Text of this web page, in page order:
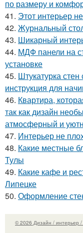
по размеру и
41. Этот интерьер
42. Журнальный
43. Шикарный
44. МДФ панели на
установке
45. Штукатурка
инструкция для
46. Квартира,
так как дизайн
атмосферный и
47. Интерьер не
48. Какие местные
Тулы
49. Какие кафе и
Липецке
50. Оформление
© 2026 Дизайн / интерьер /